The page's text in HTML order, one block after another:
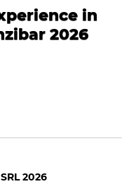
in
2026
2026